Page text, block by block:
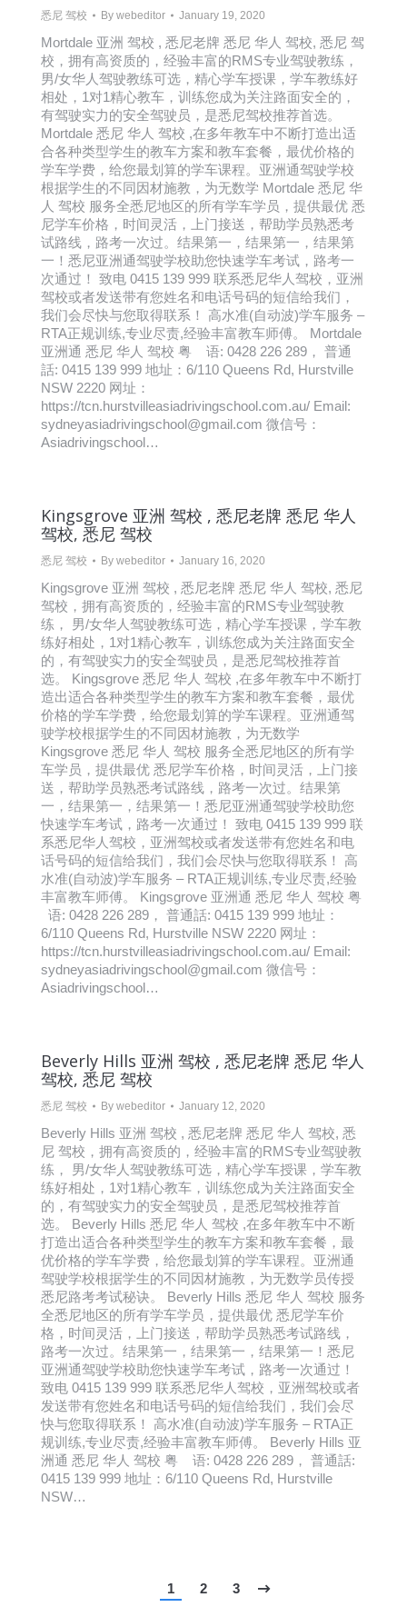
悉尼 驾校 By webeditor January 19, 2020
Mortdale 亚洲 驾校 , 悉尼老牌 悉尼 华人 驾校, 悉尼 驾
校，拥有高资质的，经验丰富的RMS专业驾驶教练，
男/女华人驾驶教练可选，精心学车授课，学车教练好
相处，1对1精心教车，训练您成为关注路面安全的，
有驾驶实力的安全驾驶员，是悉尼驾校推荐首选。
Mortdale 悉尼 华人 驾校 ,在多年教车中不断打造出适
合各种类型学生的教车方案和教车套餐，最优价格的
学车学费，给您最划算的学车课程。亚洲通驾驶学校
根据学生的不同因材施教，为无数学 Mortdale 悉尼 华
人 驾校 服务全悉尼地区的所有学车学员，提供最优 悉
尼学车价格，时间灵活，上门接送，帮助学员熟悉考
试路线，路考一次过。结果第一，结果第一，结果第
一！悉尼亚洲通驾驶学校助您快速学车考试，路考一
次通过！ 致电 0415 139 999 联系悉尼华人驾校，亚洲
驾校或者发送带有您姓名和电话号码的短信给我们，
我们会尽快与您取得联系！ 高水准(自动波)学车服务 –
RTA正规训练,专业尽责,经验丰富教车师傅。 Mortdale
亚洲通 悉尼 华人 驾校 粤 语: 0428 226 289， 普通
話: 0415 139 999 地址：6/110 Queens Rd, Hurstville
NSW 2220 网址：
https://tcn.hurstvilleasiadrivingschool.com.au/ Email:
sydneyasiadrivingschool@gmail.com 微信号：
Asiadrivingschool…
Kingsgrove 亚洲 驾校 , 悉尼老牌 悉尼 华人
驾校, 悉尼 驾校
悉尼 驾校 By webeditor January 16, 2020
Kingsgrove 亚洲 驾校 , 悉尼老牌 悉尼 华人 驾校, 悉尼
驾校，拥有高资质的，经验丰富的RMS专业驾驶教
练， 男/女华人驾驶教练可选，精心学车授课，学车教
练好相处，1对1精心教车，训练您成为关注路面安全
的，有驾驶实力的安全驾驶员，是悉尼驾校推荐首
选。 Kingsgrove 悉尼 华人 驾校 ,在多年教车中不断打
造出适合各种类型学生的教车方案和教车套餐，最优
价格的学车学费，给您最划算的学车课程。亚洲通驾
驶学校根据学生的不同因材施教，为无数学
Kingsgrove 悉尼 华人 驾校 服务全悉尼地区的所有学
车学员，提供最优 悉尼学车价格，时间灵活，上门接
送，帮助学员熟悉考试路线，路考一次过。结果第
一，结果第一，结果第一！悉尼亚洲通驾驶学校助您
快速学车考试，路考一次通过！ 致电 0415 139 999 联
系悉尼华人驾校，亚洲驾校或者发送带有您姓名和电
话号码的短信给我们，我们会尽快与您取得联系！ 高
水准(自动波)学车服务 – RTA正规训练,专业尽责,经验
丰富教车师傅。 Kingsgrove 亚洲通 悉尼 华人 驾校 粤
语: 0428 226 289， 普通話: 0415 139 999 地址：
6/110 Queens Rd, Hurstville NSW 2220 网址：
https://tcn.hurstvilleasiadrivingschool.com.au/ Email:
sydneyasiadrivingschool@gmail.com 微信号：
Asiadrivingschool…
Beverly Hills 亚洲 驾校 , 悉尼老牌 悉尼 华人
驾校, 悉尼 驾校
悉尼 驾校 By webeditor January 12, 2020
Beverly Hills 亚洲 驾校 , 悉尼老牌 悉尼 华人 驾校, 悉
尼 驾校，拥有高资质的，经验丰富的RMS专业驾驶教
练， 男/女华人驾驶教练可选，精心学车授课，学车教
练好相处，1对1精心教车，训练您成为关注路面安全
的，有驾驶实力的安全驾驶员，是悉尼驾校推荐首
选。 Beverly Hills 悉尼 华人 驾校 ,在多年教车中不断
打造出适合各种类型学生的教车方案和教车套餐，最
优价格的学车学费，给您最划算的学车课程。亚洲通
驾驶学校根据学生的不同因材施教，为无数学员传授
悉尼路考考试秘诀。 Beverly Hills 悉尼 华人 驾校 服务
全悉尼地区的所有学车学员，提供最优 悉尼学车价
格，时间灵活，上门接送，帮助学员熟悉考试路线，
路考一次过。结果第一，结果第一，结果第一！悉尼
亚洲通驾驶学校助您快速学车考试，路考一次通过！
致电 0415 139 999 联系悉尼华人驾校，亚洲驾校或者
发送带有您姓名和电话号码的短信给我们，我们会尽
快与您取得联系！ 高水准(自动波)学车服务 – RTA正
规训练,专业尽责,经验丰富教车师傅。 Beverly Hills 亚
洲通 悉尼 华人 驾校 粤 语: 0428 226 289， 普通話:
0415 139 999 地址：6/110 Queens Rd, Hurstville
NSW…
1 2 3